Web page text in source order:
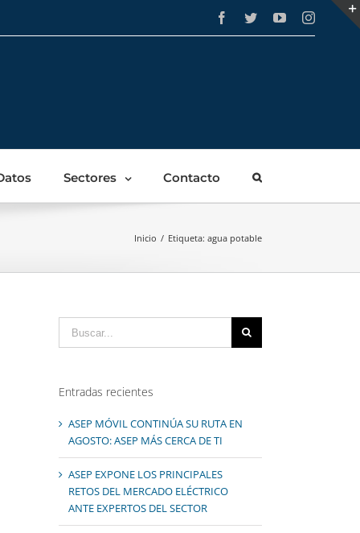
Facebook
TwitterYouTube
Sectores Contacto
Inicio / Etiqueta: agua potable
Entradas recientes
ASEP MÓVIL CONTINÚA SU RUTA EN
AGOSTO: ASEP MÁS CERCA DE TI
ASEP EXPONE LOS PRINCIPALES
RETOS DEL MERCADO ELÉCTRICO
ANTE EXPERTOS DEL SECTOR